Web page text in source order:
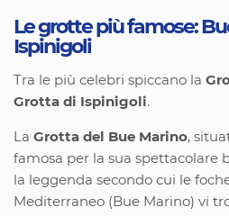
Le grotte più famose:
Ispinigoli
Tra le più celebri spiccano la
Grotta di Ispinigoli.
La Grotta del Bue Marino,
famosa per la sua spettacolare
la leggenda secondo cui le
Mediterraneo (Bue Marino) vi